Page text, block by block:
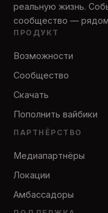
реальную жизнь.
сообщество —
ПРОДУКТ
Возможности
Сообщество
Скачать
Пополнить вайбики
ПАРТНЁРСТВО
Медиапартнёры
Локации
Амбассадоры